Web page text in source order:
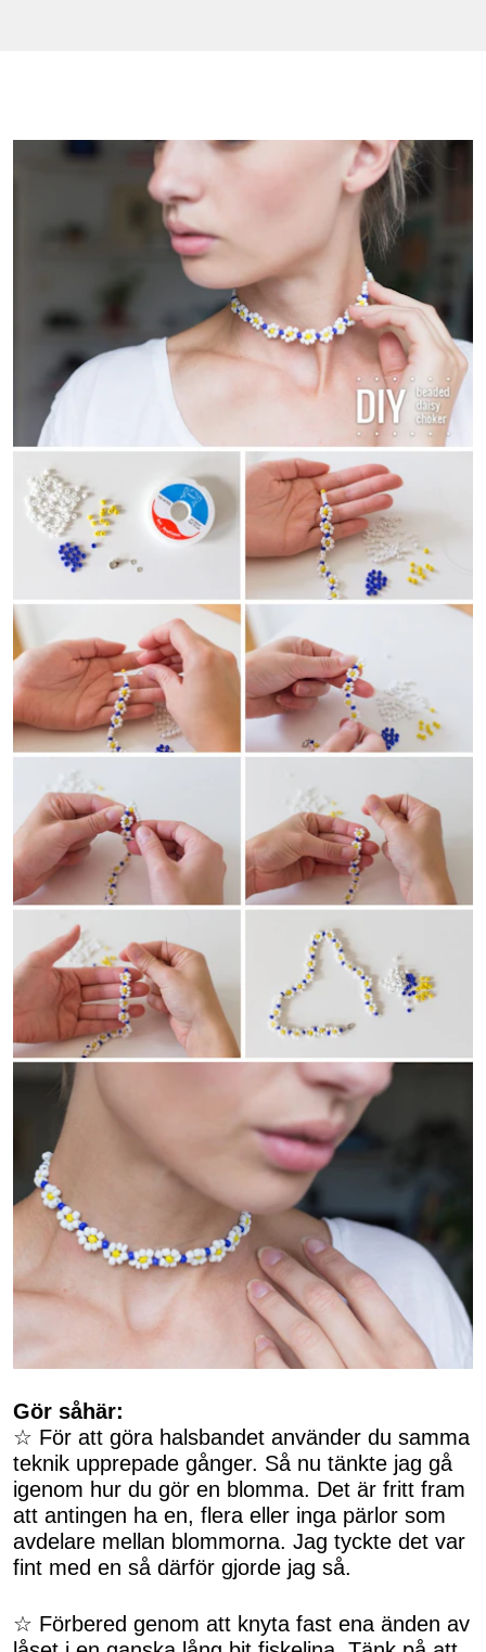
Gör såhär:
☆ För att göra halsbandet använder du samma
teknik upprepade gånger. Så nu tänkte jag gå
igenom hur du gör en blomma. Det är fritt fram
att antingen ha en, flera eller inga pärlor som
avdelare mellan blommorna. Jag tyckte det var
fint med en så därför gjorde jag så.
☆ Förbered genom att knyta fast ena änden av